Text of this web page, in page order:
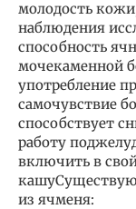
молодость
наблюдения
способность
мочекаменной
употребление
самочувствие
способствует
работу
включить в
из ячменя: